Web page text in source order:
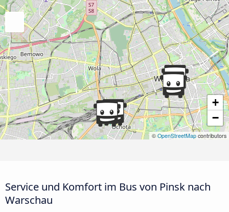
+
−
© OpenStreetMap contributors
Service und Komfort im Bus von Pinsk nach
Warschau